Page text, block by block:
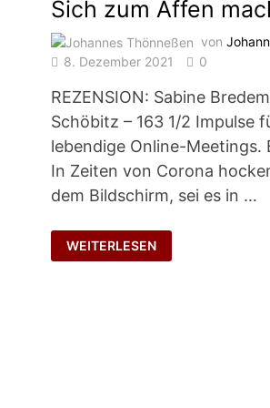
Sich zum Affen
von
8. Dezember 2021
0
REZENSION: Sabine
Schöbitz – 163 1/2 Impulse
lebendige Online-Meetings.
In Zeiten von Corona
dem Bildschirm, sei es in …
SICH
ZUM
AFFEN
WEITERLESEN